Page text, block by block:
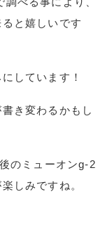
と嬉しいです
しています！
き変わるかもし
のミューオンg-2
しみですね。